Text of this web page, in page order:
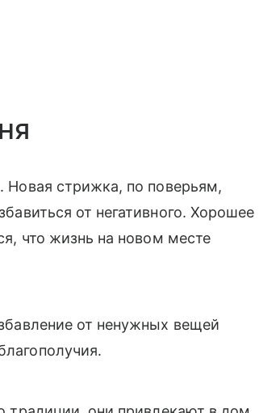
Новая стрижка, по поверьям,
от негативного. Хорошее
что жизнь на новом месте
от ненужных вещей